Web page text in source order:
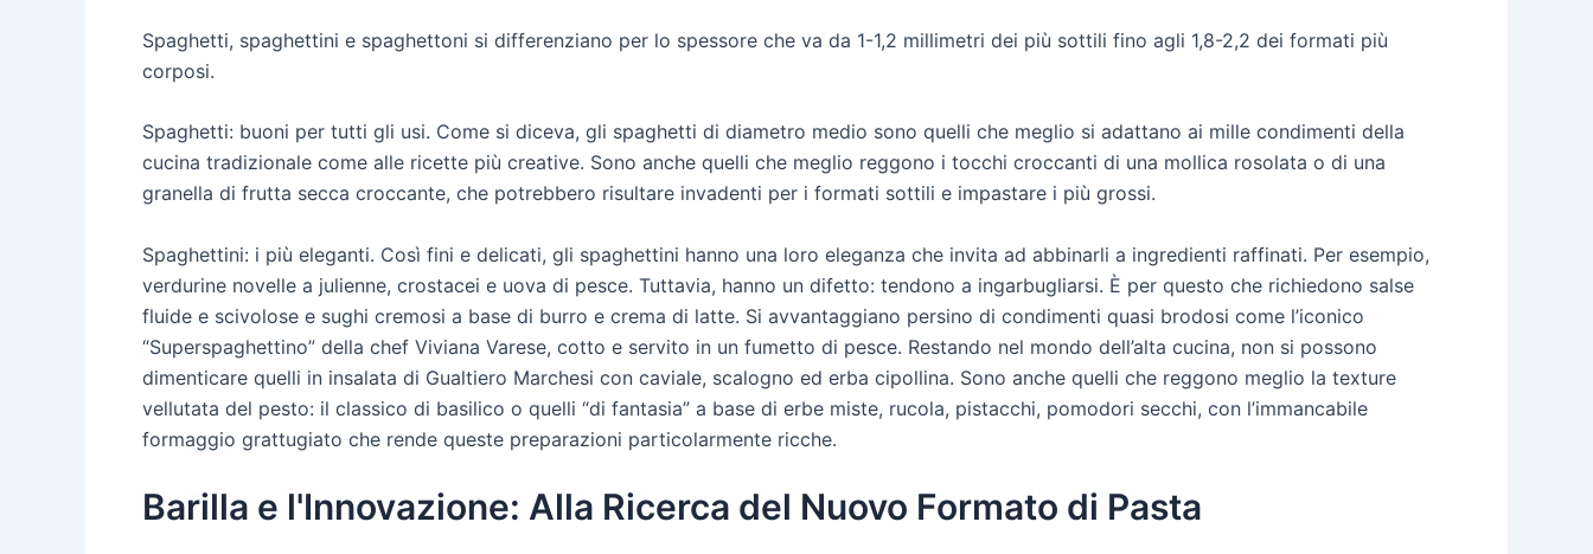
Spaghetti, spaghettini e spaghettoni si differenziano per lo spessore che va da 1-1,2 millimetri dei più sottili fino agli 1,8-2,2 dei formati più
corposi.
Spaghetti: buoni per tutti gli usi. Come si diceva, gli spaghetti di diametro medio sono quelli che meglio si adattano ai mille condimenti della
cucina tradizionale come alle ricette più creative. Sono anche quelli che meglio reggono i tocchi croccanti di una mollica rosolata o di una
granella di frutta secca croccante, che potrebbero risultare invadenti per i formati sottili e impastare i più grossi.
Spaghettini: i più eleganti. Così fini e delicati, gli spaghettini hanno una loro eleganza che invita ad abbinarli a ingredienti raffinati. Per esempio,
verdurine novelle a julienne, crostacei e uova di pesce. Tuttavia, hanno un difetto: tendono a ingarbugliarsi. È per questo che richiedono salse
fluide e scivolose e sughi cremosi a base di burro e crema di latte. Si avvantaggiano persino di condimenti quasi brodosi come l’iconico
“Superspaghettino” della chef Viviana Varese, cotto e servito in un fumetto di pesce. Restando nel mondo dell’alta cucina, non si possono
dimenticare quelli in insalata di Gualtiero Marchesi con caviale, scalogno ed erba cipollina. Sono anche quelli che reggono meglio la texture
vellutata del pesto: il classico di basilico o quelli “di fantasia” a base di erbe miste, rucola, pistacchi, pomodori secchi, con l’immancabile
formaggio grattugiato che rende queste preparazioni particolarmente ricche.
Barilla e l'Innovazione: Alla Ricerca del Nuovo Formato di Pasta